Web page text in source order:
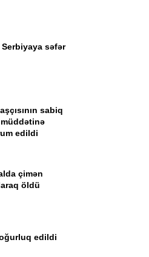
səfər
sabiq
edildi
çimən
öldü
edildi